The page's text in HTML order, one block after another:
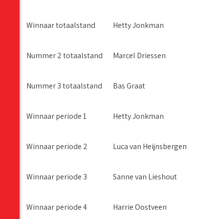
Winnaar totaalstand Hetty Jonkman
Nummer 2 totaalstand Marcel Driessen
Nummer 3 totaalstand Bas Graat
Winnaar periode 1 Hetty Jonkman
Winnaar periode 2 Luca van Heijnsbergen
Winnaar periode 3 Sanne van Lieshout
Winnaar periode 4 Harrie Oostveen